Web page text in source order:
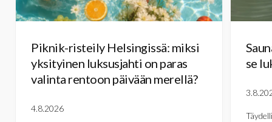
Piknik-risteily Helsingissä: miksi
yksityinen luksusjahti on paras
valinta rentoon päivään merellä?
4.8.2026
se